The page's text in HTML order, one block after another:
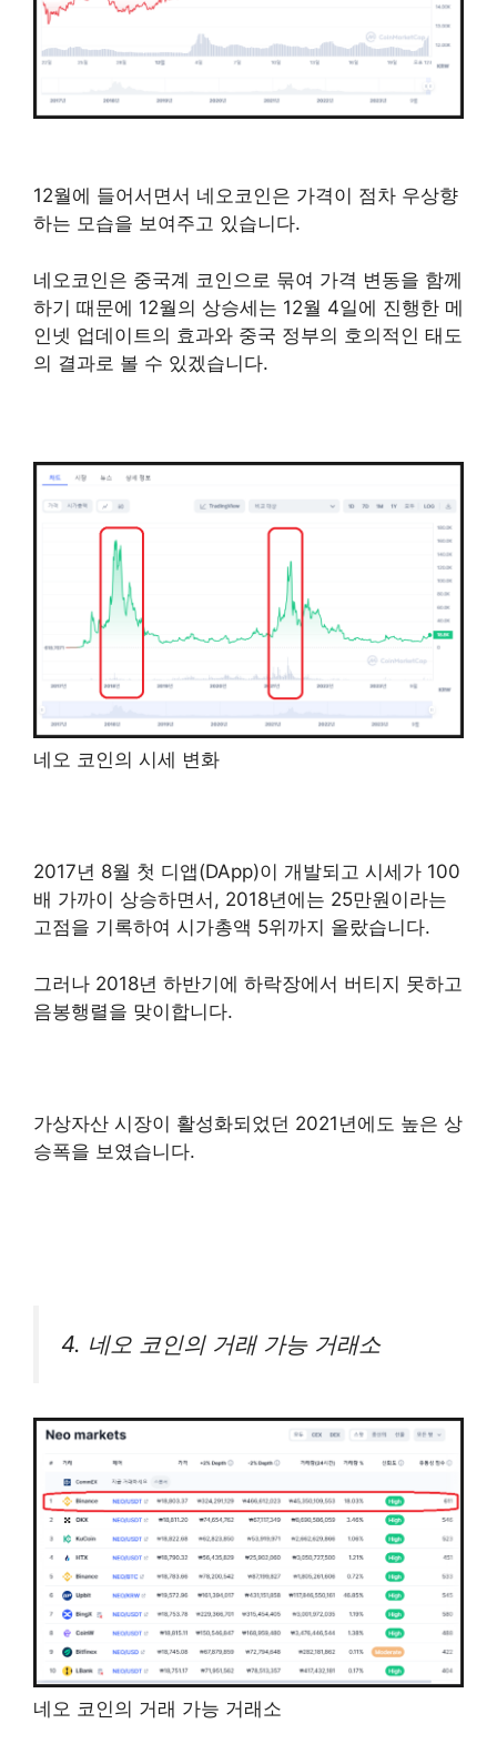
12월에 들어서면서 네오코인은 가격이 점차 우상향
하는 모습을 보여주고 있습니다.
네오코인은 중국계 코인으로 묶여 가격 변동을 함께
하기 때문에 12월의 상승세는 12월 4일에 진행한 메
인넷 업데이트의 효과와 중국 정부의 호의적인 태도
의 결과로 볼 수 있겠습니다.
네오 코인의 시세 변화
2017년 8월 첫 디앱(DApp)이 개발되고 시세가 100
배 가까이 상승하면서, 2018년에는 25만원이라는
고점을 기록하여 시가총액 5위까지 올랐습니다.
그러나 2018년 하반기에 하락장에서 버티지 못하고
음봉행렬을 맞이합니다.
가상자산 시장이 활성화되었던 2021년에도 높은 상
승폭을 보였습니다.
4. 네오 코인의 거래 가능 거래소
네오 코인의 거래 가능 거래소